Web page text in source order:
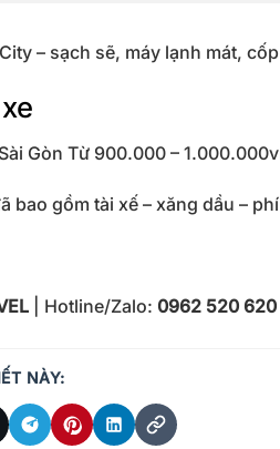
– sạch sẽ, máy lạnh mát,
Gòn Từ 900.000 –
bao gồm tài xế – xăng dầu –
| Hotline/Zalo: 0962 520 620
NÀY: